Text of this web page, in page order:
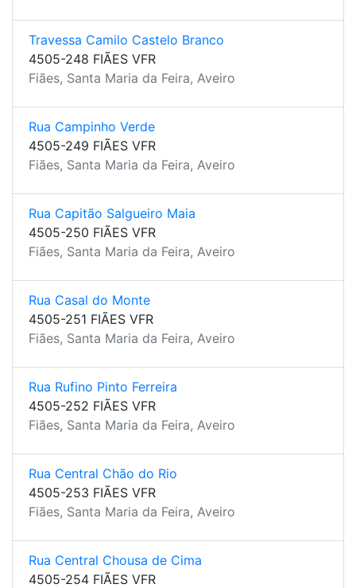
Travessa Camilo Castelo Branco
4505-248 FIÃES VFR
Fiães, Santa Maria da Feira, Aveiro
Rua Campinho Verde
4505-249 FIÃES VFR
Fiães, Santa Maria da Feira, Aveiro
Rua Capitão Salgueiro Maia
4505-250 FIÃES VFR
Fiães, Santa Maria da Feira, Aveiro
Rua Casal do Monte
4505-251 FIÃES VFR
Fiães, Santa Maria da Feira, Aveiro
Rua Rufino Pinto Ferreira
4505-252 FIÃES VFR
Fiães, Santa Maria da Feira, Aveiro
Rua Central Chão do Rio
4505-253 FIÃES VFR
Fiães, Santa Maria da Feira, Aveiro
Rua Central Chousa de Cima
4505-254 FIÃES VFR